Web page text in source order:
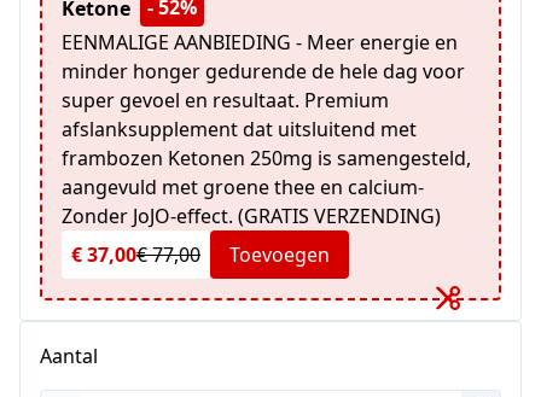
Ketone
- 52%
EENMALIGE AANBIEDING - Meer energie en
minder honger gedurende de hele dag voor
super gevoel en resultaat. Premium
afslanksupplement dat uitsluitend met
frambozen Ketonen 250mg is samengesteld,
aangevuld met groene thee en calcium-
Zonder JoJO-effect. (GRATIS VERZENDING)
€ 37,00€ 77,00 Toevoegen
Aantal